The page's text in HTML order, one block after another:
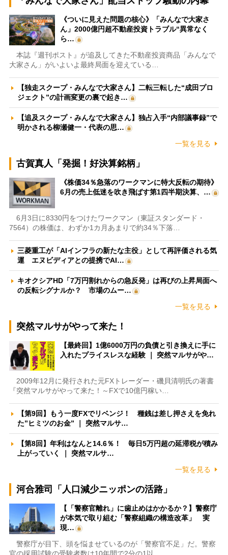
《ついに見えた問題の核心》「みんなで大家さ
ん」2000億円超不動産投資トラブル“異常なく
ら…
本誌『週刊ポスト』が追及してきた不動産投資商品「みんなで
大家さん」がいよいよ最終局面を迎えている…
【独走スクープ・みんなで大家さん】二転三転した“成田プロ
ジェクト”の計画変更の裏で起き…
【追及スクープ・みんなで大家さん】独占入手“内部議事録”で
明かされる柳瀬健一・代表の思…
一覧を見る
古賀真人「発掘！好決算銘柄」
《株価34％急落のワークマンに特大反転の期待》
6月の売上低迷を吹き飛ばす第1四半期決算、…
6月3日に8330円をつけたワークマン（東証スタンダード・
7564）の株価は、わずか1カ月あまりで約34％下落…
三菱重工が「AIインフラの新たな主役」として再評価される気
運 エヌビディアとの提携でAI…
キオクシアHD「7万円割れからの急反発」は再びの上昇局面へ
の反転シグナルか？ 市場のムー…
一覧を見る
突然マルサがやって来た！
【最終回】1億6000万円の負債と引き換えに手に
入れたプライスレスな経験 ｜ 突然マルサがや…
2009年12月に発行された元FXトレーダー・磯貝清明氏の著書
『突然マルサがやって来た！～FXで10億円稼い…
【第9回】もう一度FXでリベンジ！ 種銭は差し押さえを免れ
た”ヒミツのお金” ｜ 突然マルサ…
【第8回】年利はなんと14.6％！ 毎日5万円超の延滞税が積み
上がっていく ｜ 突然マルサ…
一覧を見る
河合雅司「人口減少ニッポンの活路」
【「警察官離れ」に歯止めはかかるか？】警察庁
が本気で取り組む「警察組織の構造改革」 実
現…
警察庁が目下、頭を悩ませているのが「警察官不足」だ。警察